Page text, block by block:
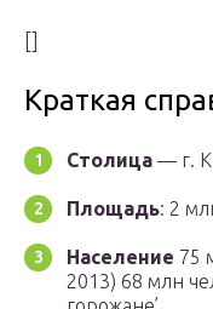
Краткая
Столица — г.
Площадь: 2
Население 75
2013) 68 млн